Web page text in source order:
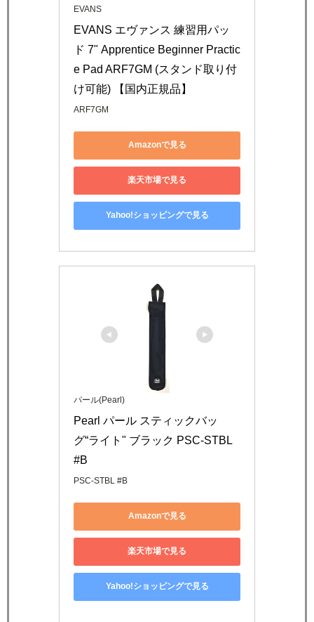
EVANS
EVANS エヴァンス 練習用パッ
ド 7" Apprentice Beginner Practic
e Pad ARF7GM (スタンド取り付
け可能) 【国内正規品】
ARF7GM
Amazonで見る
楽天市場で見る
Yahoo!ショッピングで見る
パール(Pearl)
Pearl パール スティックバッ
グ“ライト" ブラック PSC-STBL
#B
PSC-STBL #B
Amazonで見る
楽天市場で見る
Yahoo!ショッピングで見る